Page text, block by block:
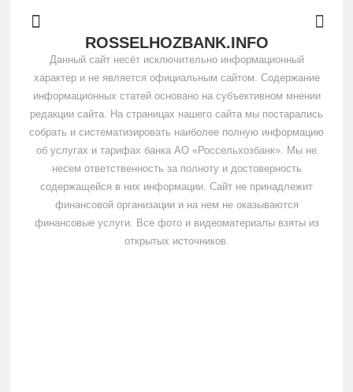
ROSSELHOZBANK.INFO
Данный сайт несёт исключительно информационный
характер и не является официальным сайтом. Содержание
информационных статей основано на субъективном мнении
редакции сайта. На страницах нашего сайта мы постарались
собрать и систематизировать наиболее полную информацию
об услугах и тарифах банка АО «Россельхозбанк». Мы не
несем ответственность за полноту и достоверность
содержащейся в них информации. Сайт не принадлежит
финансовой организации и на нем не оказываются
финансовые услуги. Все фото и видеоматериалы взяты из
открытых источников.